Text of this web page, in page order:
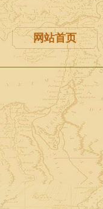
网站首页